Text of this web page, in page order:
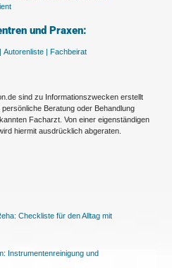
und Praxen:
Autorenliste | Fachbeirat
sind zu Informationszwecken erstellt
Beratung oder Behandlung
Facharzt. Von einer eigenständigen
hiermit ausdrücklich abgeraten.
Checkliste für den Alltag mit
Instrumentenreinigung und